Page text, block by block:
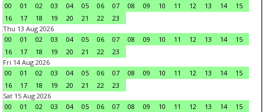
00
01 02 03 04 05 06 07 08 09 10 11 12 13 14
15
16
17 18 19 20 21 22
23
Thu 13 Aug 2026
00
01 02 03 04 05 06 07 08 09 10 11 12 13 14
15
16
17 18 19 20 21 22
23
Fri 14 Aug 2026
00
01 02 03 04 05 06 07 08 09 10 11 12 13 14
15
16
17 18 19 20 21 22
23
Sat 15 Aug 2026
00
01 02 03 04 05 06 07 08 09 10 11 12 13 14 15